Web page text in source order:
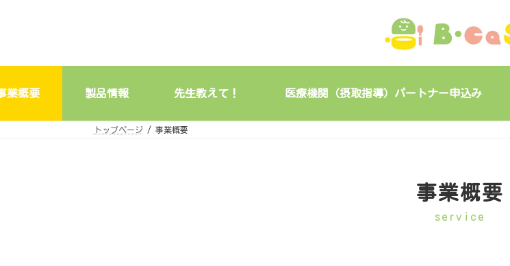
へ
キ
ッ
ョ
に
移業概要 製品情報 先生教えて！ 医療機関（摂取指導）パートナー申込み
トップページ 事業概要
事業概要
service